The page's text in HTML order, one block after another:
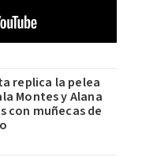
replica la pelea
Montes y Alana
con muñecas de